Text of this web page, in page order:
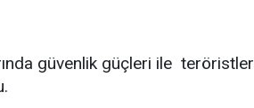
güvenlik güçleri ile teröristler